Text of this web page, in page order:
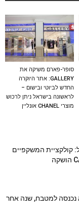
סופר-פארם משיקה את
GALLERY: אתר היוקרה
החדש לביוטי ובישום –
לראשונה בישראל ניתן לרכוש
מוצרי CHANEL אונליין
קולקציית המשקפיים
למטבח, שנה אחר